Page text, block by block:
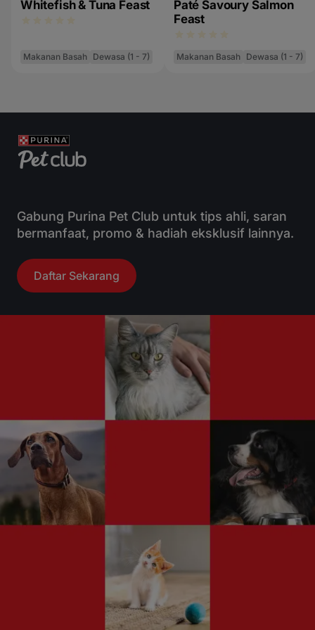
Whitefish & Tuna Feast
Makanan Basah Dewasa (1 - 7)
Paté Savoury Salmon
Feast
Makanan Basah Dewasa (1 - 7)
Gabung Purina Pet Club untuk tips ahli, saran
bermanfaat, promo & hadiah eksklusif lainnya.
Daftar Sekarang